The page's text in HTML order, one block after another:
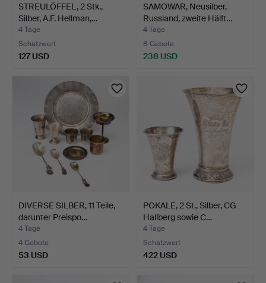
STREULÖFFEL, 2 Stk.,
Silber, A.F. Hellman,…
4 Tage
Schätzwert
127 USD
SAMOWAR, Neusilber,
Russland, zweite Hälft…
4 Tage
8 Gebote
238 USD
DIVERSE SILBER, 11 Teile,
darunter Preispo…
4 Tage
4 Gebote
53 USD
POKALE, 2 St., Silber, CG
Hallberg sowie C…
4 Tage
Schätzwert
422 USD